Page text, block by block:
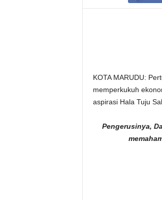
KOTA MARUDU:
memperkukuh
aspirasi Hala Tuju
Pengerusinya,